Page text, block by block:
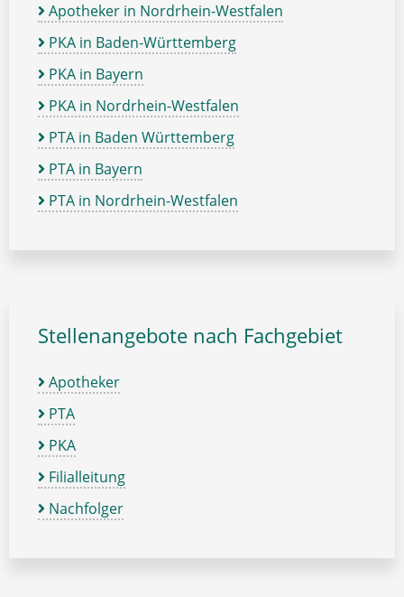
Apotheker in Nordrhein-Westfalen
PKA in Baden-Württemberg
PKA in Bayern
PKA in Nordrhein-Westfalen
PTA in Baden Württemberg
PTA in Bayern
PTA in Nordrhein-Westfalen
Stellenangebote nach Fachgebiet
Apotheker
PTA
PKA
Filialleitung
Nachfolger